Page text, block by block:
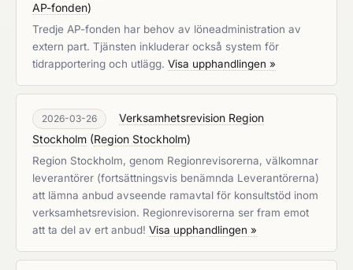
AP-fonden)
Tredje AP-fonden har behov av löneadministration av
extern part. Tjänsten inkluderar också system för
tidrapportering och utlägg. Visa upphandlingen »
2026-03-26
Verksamhetsrevision Region
Stockholm (Region Stockholm)
Region Stockholm, genom Regionrevisorerna, välkomnar
leverantörer (fortsättningsvis benämnda Leverantörerna)
att lämna anbud avseende ramavtal för konsultstöd inom
verksamhetsrevision. Regionrevisorerna ser fram emot
att ta del av ert anbud! Visa upphandlingen »